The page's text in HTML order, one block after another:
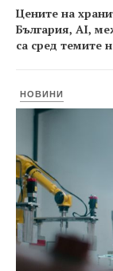
Цените на
България, AI,
са сред темите
НОВИНИ